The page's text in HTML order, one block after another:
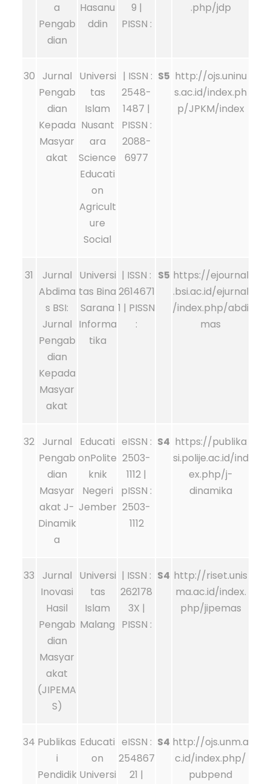
a
Pengab
dian
Hasanu
ddin
9 |
PISSN :
.php/jdp
30 Jurnal
Pengab
dian
Kepada
Masyar
akat
Universi
tas
Islam
Nusant
ara
Science
Educati
on
Agricult
ure
Social
| ISSN :
2548-
1487 |
PISSN :
2088-
6977
S5 http://ojs.uninu
s.ac.id/index.ph
p/JPKM/index
31
Jurnal
Abdima
s BSI:
Jurnal
Pengab
dian
Kepada
Masyar
akat
Universi
tas Bina
Sarana
Informa
tika
| ISSN :
2614671
1 | PISSN
:
S5 https://ejournal
.bsi.ac.id/ejurnal
/index.php/abdi
mas
32 Jurnal
Pengab
dian
Masyar
akat J-
Dinamik
a
Educati
onPolite
knik
Negeri
Jember
eISSN :
2503-
1112 |
pISSN :
2503-
1112
S4 https://publika
si.polije.ac.id/ind
ex.php/j-
dinamika
33
Jurnal
Inovasi
Hasil
Pengab
dian
Masyar
akat
(JIPEMA
S)
Universi
tas
Islam
Malang
| ISSN :
262178
3X |
PISSN :
S4 http://riset.unis
ma.ac.id/index.
php/jipemas
34 Publikas
i
Pendidik
Educati
on
Universi
eISSN :
254867
21 |
S4 http://ojs.unm.a
c.id/index.php/
pubpend